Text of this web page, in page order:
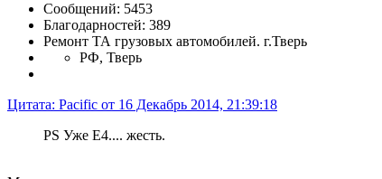
Сообщений: 5453
Благодарностей: 389
Ремонт ТА грузовых автомобилей. г.Тверь
РФ, Тверь
Цитата: Pacific от 16 Декабрь 2014, 21:39:18
PS Уже Е4.... жесть.